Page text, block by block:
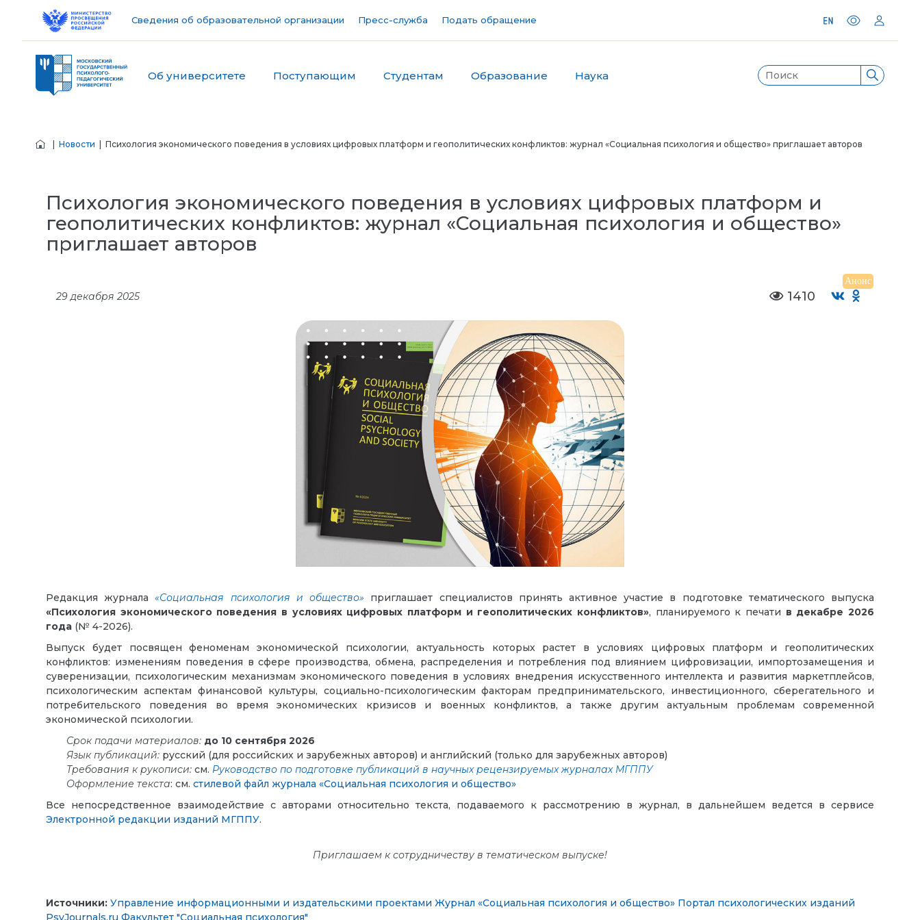
Сведения об образовательной организации Пресс-служба Подать обращение
Об университете Поступающим Студентам Образование Наука
Новости | Психология экономического поведения в условиях цифровых платформ и геополитических конфликтов: журнал «Социальная психология и общество» приглашает авторов
Психология экономического поведения в условиях цифровых платформ и
геополитических конфликтов: журнал «Социальная психология и общество»
приглашает авторов
Анонс
29 декабря 2025 1410
Редакция журнала«Социальная психология и общество»
приглашает специалистов принять активное участие в подготовке тематического выпуска
«Психология экономического поведения в условиях цифровых платформ и геополитических конфликтов», планируемого к печати в декабре 2026
года (№ 4-2026).
Выпуск будет посвящен феноменам экономической психологии, актуальность которых растет в условиях цифровых платформ и геополитических
конфликтов: изменениям поведения в сфере производства, обмена, распределения и потребления под влиянием цифровизации, импортозамещения и
суверенизации, психологическим механизмам экономического поведения в условиях внедрения искусственного интеллекта и развития маркетплейсов,
психологическим аспектам финансовой культуры, социально-психологическим факторам предпринимательского, инвестиционного, сберегательного и
потребительского поведения во время экономических кризисов и военных конфликтов, а также другим актуальным проблемам современной
экономической психологии.
Срок подачи материалов: до 10 сентября 2026
Языкпубликаций: русский (для российских и зарубежных авторов) и английский (только для зарубежных авторов)
Требования к рукописи: см. Руководство по подготовке публикаций в научных рецензируемых журналах МГППУ
Оформление текста: см. стилевой файл журнала «Социальная психология и общество»
Все непосредственное взаимодействие с авторами относительно текста, подаваемого к рассмотрению в журнал, в дальнейшем ведется в сервисе
Электронной редакции изданий МГППУ.
Приглашаем к сотрудничеству в тематическом выпуске!
Источники: Управление информационными и издательскими проектами Журнал «Социальная психология и общество» Портал психологических изданий
PsyJournals.ru Факультет "Социальная психология"